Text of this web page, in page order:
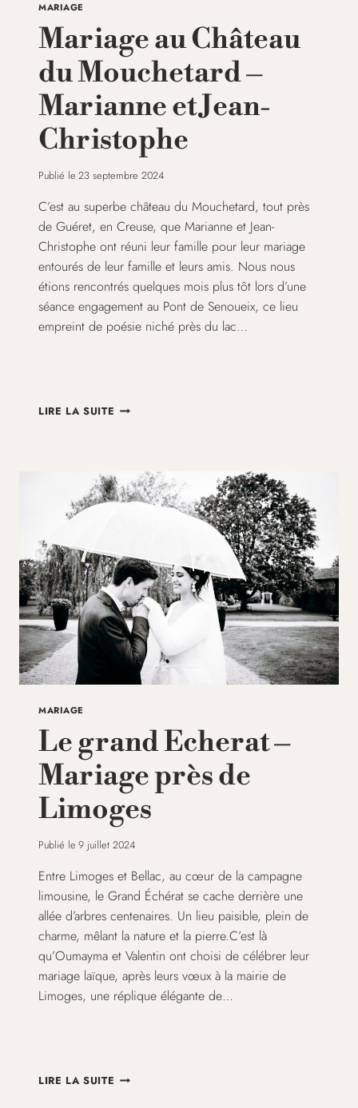
MARIAGE
Mariage au Château
du Mouchetard –
Marianne et Jean-
Christophe
Publié le 23 septembre 2024
C’est au superbe château du Mouchetard, tout près
de Guéret, en Creuse, que Marianne et Jean-
Christophe ont réuni leur famille pour leur mariage
entourés de leur famille et leurs amis. Nous nous
étions rencontrés quelques mois plus tôt lors d’une
séance engagement au Pont de Senoueix, ce lieu
empreint de poésie niché près du lac…
LIRE LA SUITE MARIAGE
MOUCHETARD
–
MARIANNE
CHRISTOPHE
MARIAGE
Le grand Echerat –
Mariage près de
Limoges
Publié le 9 juillet 2024
Entre Limoges et Bellac, au cœur de la campagne
limousine, le Grand Échérat se cache derrière une
allée d’arbres centenaires. Un lieu paisible, plein de
charme, mêlant la nature et la pierre.C’est là
qu’Oumayma et Valentin ont choisi de célébrer leur
mariage laïque, après leurs vœux à la mairie de
Limoges, une réplique élégante de…
LIRE LA SUITE LE